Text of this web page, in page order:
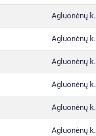
Agluonėnų k.
Agluonėnų k.
Agluonėnų k.
Agluonėnų k.
Agluonėnų k.
Agluonėnų k.